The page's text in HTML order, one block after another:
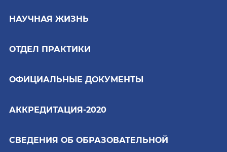
НАУЧНАЯ ЖИЗНЬ
ОТДЕЛ ПРАКТИКИ
ОФИЦИАЛЬНЫЕ ДОКУМЕНТЫ
АККРЕДИТАЦИЯ-2020
СВЕДЕНИЯ ОБ ОБРАЗОВАТЕЛЬНОЙ